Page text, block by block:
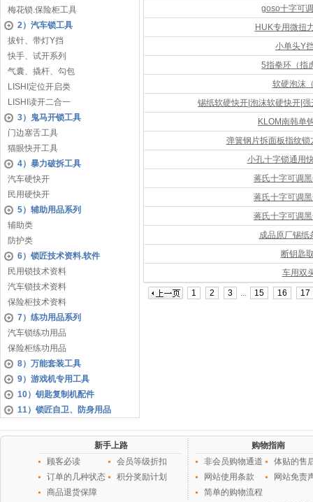
梅花锁.保险柜工具
2）汽车锁工具
拔针、带灯Y挡
快手、试开系列
气囊、撬杆、勾包
LISHI定位开启类
LISHI读开二合一
3）鬼马开锁工具
门边塞舌工具
猫眼快开工具
4）暴力破拆工具
汽车硬快开
民用硬快开
5）辅助用品系列
辅助类
防护类
6）锁匠技术资料.软件
民用锁技术资料
汽车锁技术资料
保险柜技术资料
7）练功用品系列
汽车锁练功用品
保险柜练功用品
8）万能套装工具
9）游戏机专用工具
10）钥匙复制机配件
11）锁匠自卫、防身用品
goso十字可
HUK专用微扭
小单头Y
5指拳环（指
软硬泡沫
锡纸软硬快开|泡沫软硬快开|
KLOM南韩单
弹簧钢片拆面板指纹
小孔十字锁通用
蒋氏十字可调
蒋氏十字可调
蒋氏十字可调
成品原厂锡纸
断钥匙
车用双
1 2 3 ... 15 16 17
新手上路
顾客必读
会员等级折扣
订单的几种状态
积分奖励计划
商品退货保障
购物指南
非会员购物通道
体贴的售
网站使用条款
网站免责
简单的购物流程